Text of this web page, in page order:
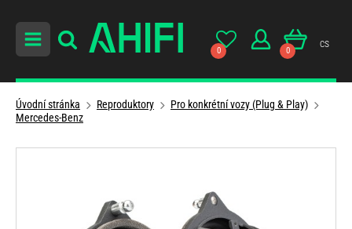
0 0
cs
Úvodní stránka Reproduktory
Pro konkrétní vozy (Plug & Play)
Mercedes-Benz